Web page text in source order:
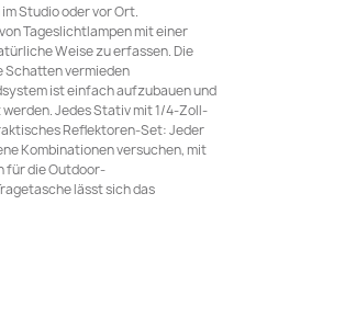
Studio oder vor Ort.
Tageslichtlampen mit einer
Weise zu erfassen. Die
Schatten vermieden
ist einfach aufzubauen und
Jedes Stativ mit 1/4-Zoll-
Reflektoren-Set: Jeder
Kombinationen versuchen, mit
für die Outdoor-
lässt sich das